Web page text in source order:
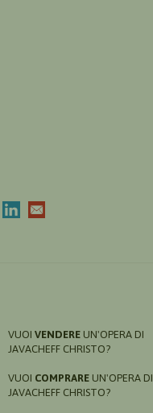
VUOI VENDERE UN'OPERA DI
JAVACHEFF CHRISTO?
VUOI COMPRARE UN'OPERA DI
JAVACHEFF CHRISTO?